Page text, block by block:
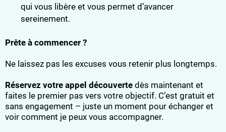
qui vous libère et vous permet d’avancer
sereinement.
Prête à commencer ?
Ne laissez pas les excuses vous retenir plus longtemps.
Réservez votre appel découverte dès maintenant et
faites le premier pas vers votre objectif. C’est gratuit et
sans engagement – juste un moment pour échanger et
voir comment je peux vous accompagner.